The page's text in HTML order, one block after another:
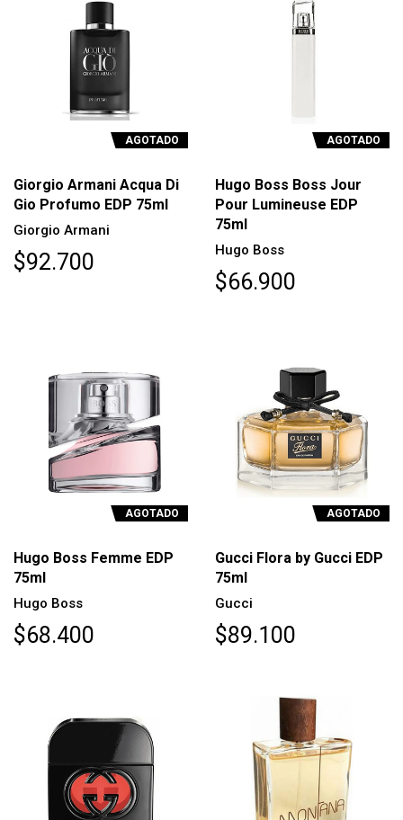
AGOTADO
Giorgio Armani Acqua Di
Gio Profumo EDP 75ml
Giorgio Armani
$92.700
AGOTADO
Hugo Boss Boss Jour
Pour Lumineuse EDP
75ml
Hugo Boss
$66.900
AGOTADO
Hugo Boss Femme EDP
75ml
Hugo Boss
$68.400
AGOTADO
Gucci Flora by Gucci EDP
75ml
Gucci
$89.100